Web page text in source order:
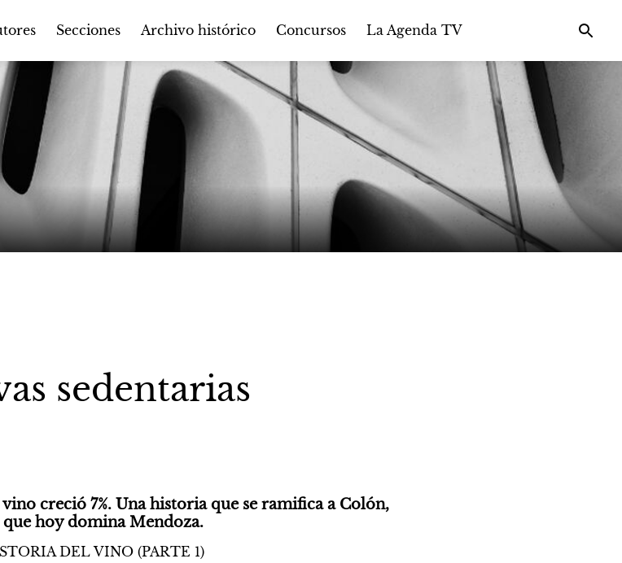
Secciones Archivo histórico Concursos La Agenda TV
sedentarias
creció 7%. Una historia que se ramifica a Colón,
hoy domina Mendoza.
DEL VINO (PARTE 1)